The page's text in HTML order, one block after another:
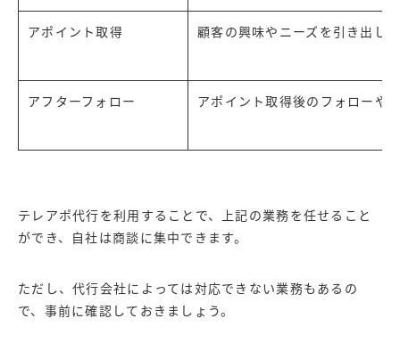
アポイント取得 顧客の興味やニーズを引き出し
アフターフォロー アポイント取得後のフォローや
テレアポ代行を利用することで、上記の業務を任せること
ができ、自社は商談に集中できます。
ただし、代行会社によっては対応できない業務もあるの
で、事前に確認しておきましょう。